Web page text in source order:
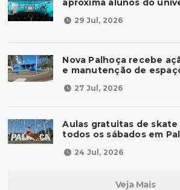
aproxima alunos do
29 Jul, 2026
Nova Palhoça recebe
e manutenção de
27 Jul, 2026
Aulas gratuitas de
todos os sábados em
24 Jul, 2026
Veja Mais